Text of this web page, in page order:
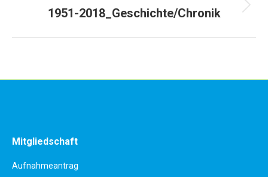
Nächstes
1951-2018_Geschichte/Chronik
Mitgliedschaft
Aufnahmeantrag